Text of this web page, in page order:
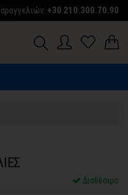
+30 210.300.70.90
Διαθέσιμο